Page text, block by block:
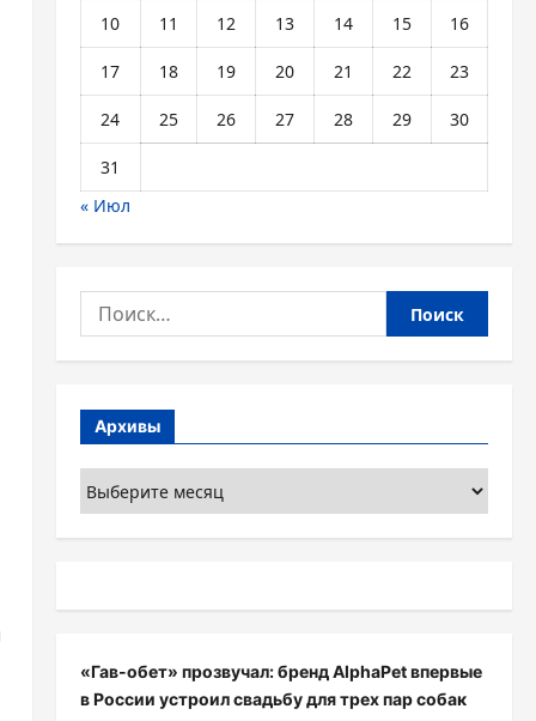
10 11 12 13 14 15 16
17 18 19 20 21 22 23
24 25 26 27 28 29 30
31
« Июл
Найти:
Архивы
Архивы
«Гав-обет» прозвучал: бренд AlphaPet впервые
в России устроил свадьбу для трех пар собак